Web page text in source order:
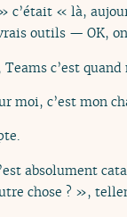
c’était « là,
outils — OK,
c’est quand
moi, c’est mon
absolument
chose ? »,